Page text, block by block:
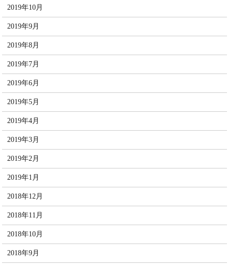
2019年10月
2019年9月
2019年8月
2019年7月
2019年6月
2019年5月
2019年4月
2019年3月
2019年2月
2019年1月
2018年12月
2018年11月
2018年10月
2018年9月